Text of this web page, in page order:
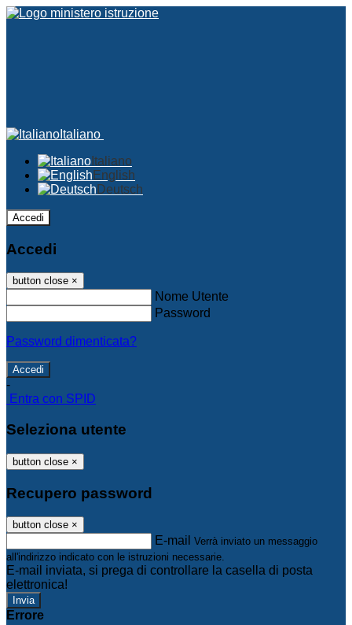
Italiano
Italiano
English
Deutsch
Accedi
Accedi
button close ×
Nome Utente
Password
Password dimenticata?
-
Entra con SPID
Seleziona utente
button close ×
Recupero password
button close ×
E-mail Verrà inviato un messaggio
all'indirizzo indicato con le istruzioni necessarie.
E-mail inviata, si prega di controllare la casella di posta
elettronica!
Errore